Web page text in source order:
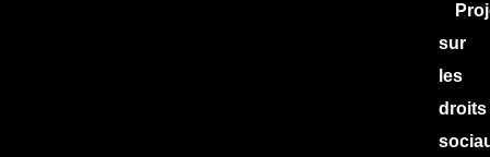
sur
les
droits